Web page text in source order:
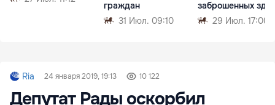
граждан
31 Июл. 09:10
заброшенных
29 Июл. 17:00
Ria 24 января 2019, 19:13 10 122
Депутат Рады оскорбил